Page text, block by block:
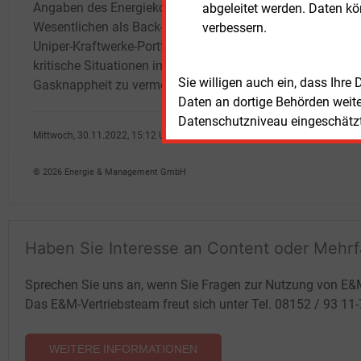
abgeleitet werden. Daten
verbessern.
Sie willigen auch ein, dass Ihre
Daten an dortige Behörden
Datenschutzniveau
Angaben des Energiekonzerns im
Wesentlichen als Back-up für das weitere
Uniper-Kraftwerke-Portfolio dienen, um
kritische Situationen im Netz im Falle von
Gasknappheit zu vermeiden. Aktuell wird
Mittwoch, 30.11.2022, 15:12 Uhr
© 2026 Energie & Management GmbH
Haben Sie Interesse an Content oder
Sprechen Sie uns an, wenn Sie Fragen zur Nutzung von
Das E&M-Vertriebsteam freut sich unter Tel. 08152 / 93
WEITERE INFORMATIONEN